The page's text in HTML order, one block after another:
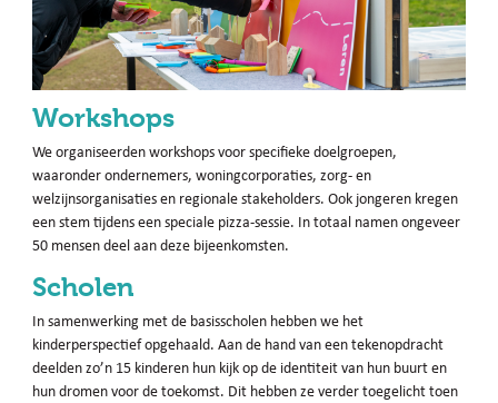
Workshops
We organiseerden workshops voor specifieke doelgroepen,
waaronder ondernemers, woningcorporaties, zorg- en
welzijnsorganisaties en regionale stakeholders. Ook jongeren kregen
een stem tijdens een speciale pizza-sessie. In totaal namen ongeveer
50 mensen deel aan deze bijeenkomsten.
Scholen
In samenwerking met de basisscholen hebben we het
kinderperspectief opgehaald. Aan de hand van een tekenopdracht
deelden zo’n 15 kinderen hun kijk op de identiteit van hun buurt en
hun dromen voor de toekomst. Dit hebben ze verder toegelicht toen